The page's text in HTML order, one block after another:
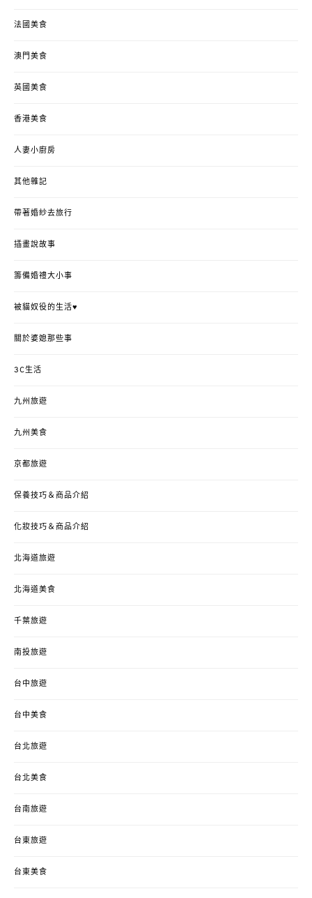
法國美食
澳門美食
英國美食
香港美食
人妻小廚房
其他雜記
帶著婚紗去旅行
插畫說故事
籌備婚禮大小事
被貓奴役的生活♥
關於婆媳那些事
3C生活
九州旅遊
九州美食
京都旅遊
保養技巧＆商品介紹
化妝技巧＆商品介紹
北海道旅遊
北海道美食
千葉旅遊
南投旅遊
台中旅遊
台中美食
台北旅遊
台北美食
台南旅遊
台東旅遊
台東美食